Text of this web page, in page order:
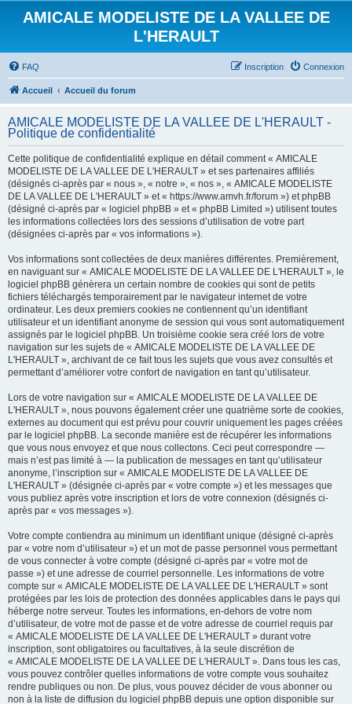
AMICALE MODELISTE DE LA VALLEE DE
L'HERAULT
FAQ Connexion
Inscription
Accueil Accueil du forum
AMICALE MODELISTE DE LA VALLEE DE L'HERAULT -
Politique de confidentialité
Cette politique de confidentialité explique en détail comment « AMICALE
MODELISTE DE LA VALLEE DE L'HERAULT » et ses partenaires affiliés
(désignés ci-après par « nous », « notre », « nos », « AMICALE MODELISTE
DE LA VALLEE DE L'HERAULT » et « https://www.amvh.fr/forum ») et phpBB
(désigné ci-après par « logiciel phpBB » et « phpBB Limited ») utilisent toutes
les informations collectées lors des sessions d’utilisation de votre part
(désignées ci-après par « vos informations »).
Vos informations sont collectées de deux manières différentes. Premièrement,
en naviguant sur « AMICALE MODELISTE DE LA VALLEE DE L'HERAULT », le
logiciel phpBB génèrera un certain nombre de cookies qui sont de petits
fichiers téléchargés temporairement par le navigateur internet de votre
ordinateur. Les deux premiers cookies ne contiennent qu’un identifiant
utilisateur et un identifiant anonyme de session qui vous sont automatiquement
assignés par le logiciel phpBB. Un troisième cookie sera créé lors de votre
navigation sur les sujets de « AMICALE MODELISTE DE LA VALLEE DE
L'HERAULT », archivant de ce fait tous les sujets que vous avez consultés et
permettant d’améliorer votre confort de navigation en tant qu’utilisateur.
Lors de votre navigation sur « AMICALE MODELISTE DE LA VALLEE DE
L'HERAULT », nous pouvons également créer une quatrième sorte de cookies,
externes au document qui est prévu pour couvrir uniquement les pages créées
par le logiciel phpBB. La seconde manière est de récupérer les informations
que vous nous envoyez et que nous collectons. Ceci peut correspondre —
mais n’est pas limité à — la publication de messages en tant qu’utilisateur
anonyme, l’inscription sur « AMICALE MODELISTE DE LA VALLEE DE
L'HERAULT » (désignée ci-après par « votre compte ») et les messages que
vous publiez après votre inscription et lors de votre connexion (désignés ci-
après par « vos messages »).
Votre compte contiendra au minimum un identifiant unique (désigné ci-après
par « votre nom d’utilisateur ») et un mot de passe personnel vous permettant
de vous connecter à votre compte (désigné ci-après par « votre mot de
passe ») et une adresse de courriel personnelle. Les informations de votre
compte sur « AMICALE MODELISTE DE LA VALLEE DE L'HERAULT » sont
protégées par les lois de protection des données applicables dans le pays qui
héberge notre serveur. Toutes les informations, en-dehors de votre nom
d’utilisateur, de votre mot de passe et de votre adresse de courriel requis par
« AMICALE MODELISTE DE LA VALLEE DE L'HERAULT » durant votre
inscription, sont obligatoires ou facultatives, à la seule discrétion de
« AMICALE MODELISTE DE LA VALLEE DE L'HERAULT ». Dans tous les cas,
vous pouvez contrôler quelles informations de votre compte vous souhaitez
rendre publiques ou non. De plus, vous pouvez décider de vous abonner ou
non à la liste de diffusion du logiciel phpBB depuis une option disponible sur